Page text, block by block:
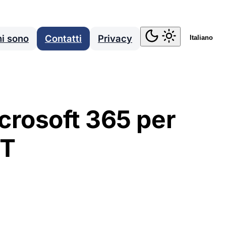
sono Contatti Privacy Italiano
365 per